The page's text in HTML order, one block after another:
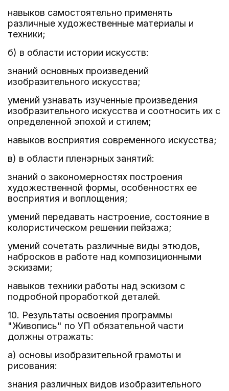
навыков самостоятельно применять
различные художественные материалы и
техники;
б) в области истории искусств:
знаний основных произведений
изобразительного искусства;
умений узнавать изученные произведения
изобразительного искусства и соотносить их с
определенной эпохой и стилем;
навыков восприятия современного искусства;
в) в области пленэрных занятий:
знаний о закономерностях построения
художественной формы, особенностях ее
восприятия и воплощения;
умений передавать настроение, состояние в
колористическом решении пейзажа;
умений сочетать различные виды этюдов,
набросков в работе над композиционными
эскизами;
навыков техники работы над эскизом с
подробной проработкой деталей.
10. Результаты освоения программы
"Живопись" по УП обязательной части
должны отражать:
а) основы изобразительной грамоты и
рисования:
знания различных видов изобразительного